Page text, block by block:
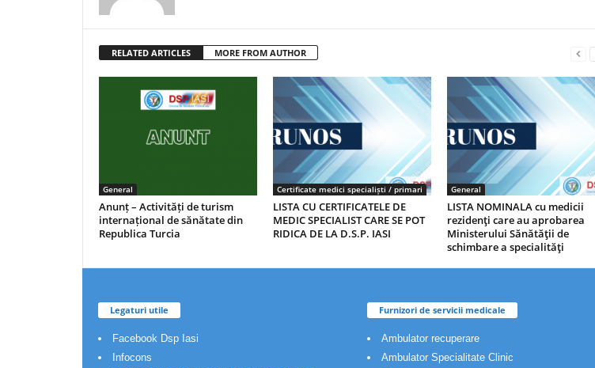
RELATED ARTICLES MORE FROM AUTHOR
General
Anunț – Activități de turism
internațional de sănătate din
Republica Turcia
Certificate medici specialiști / primari
LISTA CU CERTIFICATELE DE
MEDIC SPECIALIST CARE SE POT
RIDICA DE LA D.S.P. IASI
General
LISTA NOMINALA cu medicii
rezidenţi care au aprobarea
Ministerului Sănătăţii de
schimbare a specialităţi
Legaturi utile
Facebook Dsp Iasi
Infocons
Furnizori de servicii medicale
Ambulator recuperare
Ambulator Specialitate Clinic